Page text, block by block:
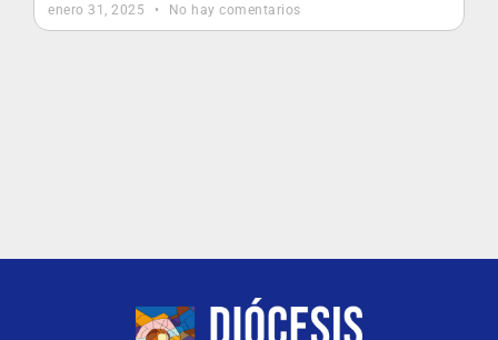
enero 31, 2025 No hay comentarios